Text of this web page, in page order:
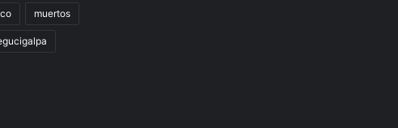
muertos